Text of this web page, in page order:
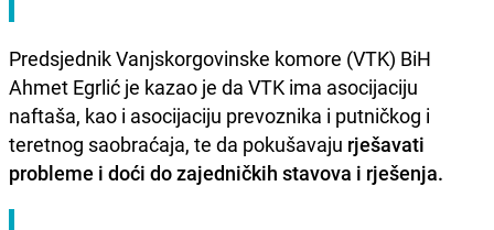
Predsjednik Vanjskorgovinske komore (VTK) BiH
Ahmet Egrlić je kazao je da VTK ima asocijaciju
naftaša, kao i asocijaciju prevoznika i putničkog i
teretnog saobraćaja, te da pokušavaju rješavati
probleme i doći do zajedničkih stavova i rješenja.